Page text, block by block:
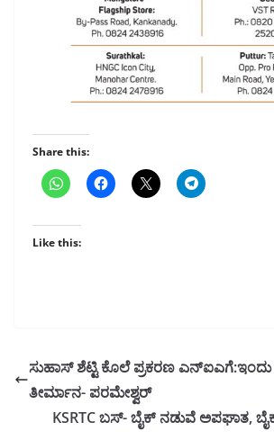
Share this:
Like this:
ಸುಹಾಸ್ ಶೆಟ್ಟಿ ಕೊಲೆ ಪ್ರಕರಣ
ತೀರ್ಮಾನ- ಪರಮೇಶ್ವರ್
KSRTC ಬಸ್- ಬೈಕ್ ನಡುವೆ ಅಪಘಾತ,